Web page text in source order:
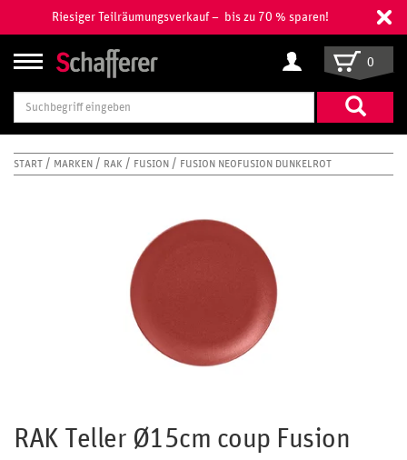
Riesiger Teilräumungsverkauf – bis zu 70 % sparen!
Suchbegriff
eingeben
0
START MARKEN RAK FUSION FUSION NEOFUSION DUNKELROT
RAK Teller Ø15cm coup Fusion